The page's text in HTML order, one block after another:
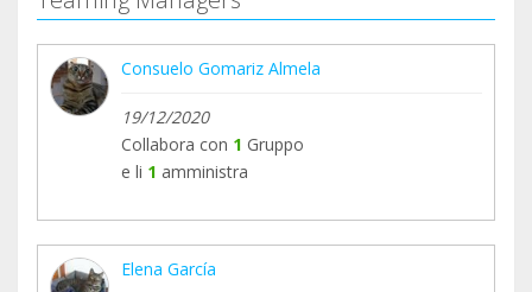
Consuelo Gomariz Almela
19/12/2020
Collabora con 1 Gruppo
e li 1 amministra
Elena García